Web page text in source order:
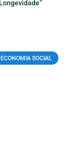
SOCIAL